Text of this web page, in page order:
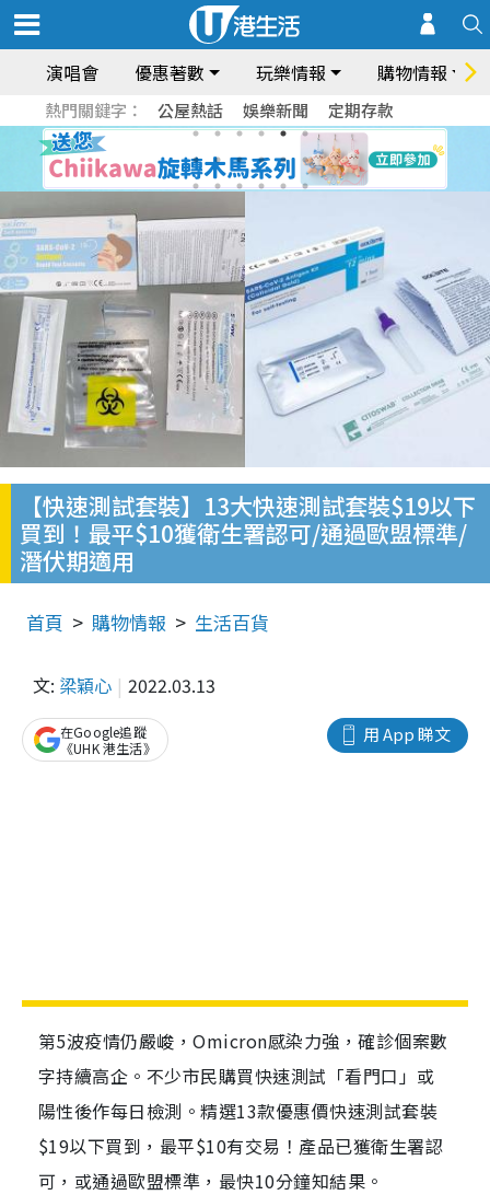
演唱會 優惠著數 玩樂情報 購物情報
熱門關鍵字： 公屋熱話 娛樂新聞 定期存款
【快速測試套裝】13大快速測試套裝$19以下
買到！最平$10獲衛生署認可/通過歐盟標準/
潛伏期適用
首頁 購物情報 生活百貨
文: 梁穎心 2022.03.13
用 App 睇文
在Google追蹤
《UHK 港生活》
第5波疫情仍嚴峻，Omicron感染力強，確診個案數
字持續高企。不少市民購買快速測試「看門口」或
陽性後作每日檢測。精選13款優惠價快速測試套裝
$19以下買到，最平$10有交易！產品已獲衛生署認
可，或通過歐盟標準，最快10分鐘知結果。